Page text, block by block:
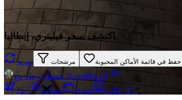
اكتشف سحر فيليتري، إيطاليا.
دوره مرشحات حفظ في قائمة الأماكن المحبوبة
خطط لرحلة مع TravelBot AI
رحلات
فنادق جولات 35.7°C